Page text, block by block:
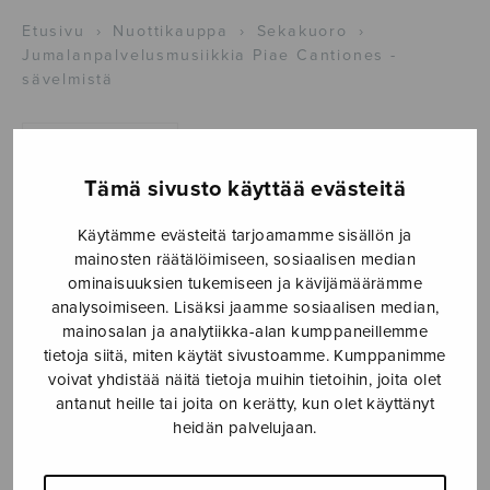
Tämä sivusto käyttää evästeitä
Käytämme evästeitä tarjoamamme sisällön ja
mainosten räätälöimiseen, sosiaalisen median
ominaisuuksien tukemiseen ja kävijämäärämme
analysoimiseen. Lisäksi jaamme sosiaalisen median,
mainosalan ja analytiikka-alan kumppaneillemme
tietoja siitä, miten käytät sivustoamme. Kumppanimme
voivat yhdistää näitä tietoja muihin tietoihin, joita olet
antanut heille tai joita on kerätty, kun olet käyttänyt
heidän palvelujaan.
Etusivu › Nuottikauppa › Sekakuoro
›
Jumalanpalvelusmusiikkia Piae Cantiones -
sävelmistä
Jumalanpalvelusmusiikkia
Piae Cantiones -
sävelmistä